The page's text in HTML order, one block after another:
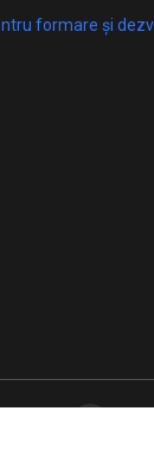
formare și